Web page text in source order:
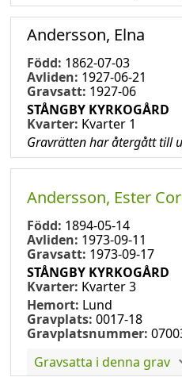
Andersson, Elna
Född: 1862-07-03
Avliden: 1927-06-21
Gravsatt: 1927-06
STÅNGBY KYRKOGÅRD
Kvarter: Kvarter 1
Gravrätten har återgått till
Andersson, Ester
Född: 1894-05-14
Avliden: 1973-09-11
Gravsatt: 1973-09-17
STÅNGBY KYRKOGÅRD
Kvarter: Kvarter 3
Hemort: Lund
Gravplats: 0017-18
Gravplatsnummer:
Gravsatta i denna grav